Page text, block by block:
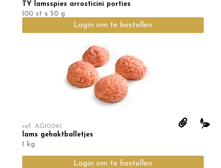
TY lamsspies arrosticini porties
100 st x 50 g
Login om te bestellen
ref. AG10061
lams gehaktballetjes
1 kg
Login om te bestellen